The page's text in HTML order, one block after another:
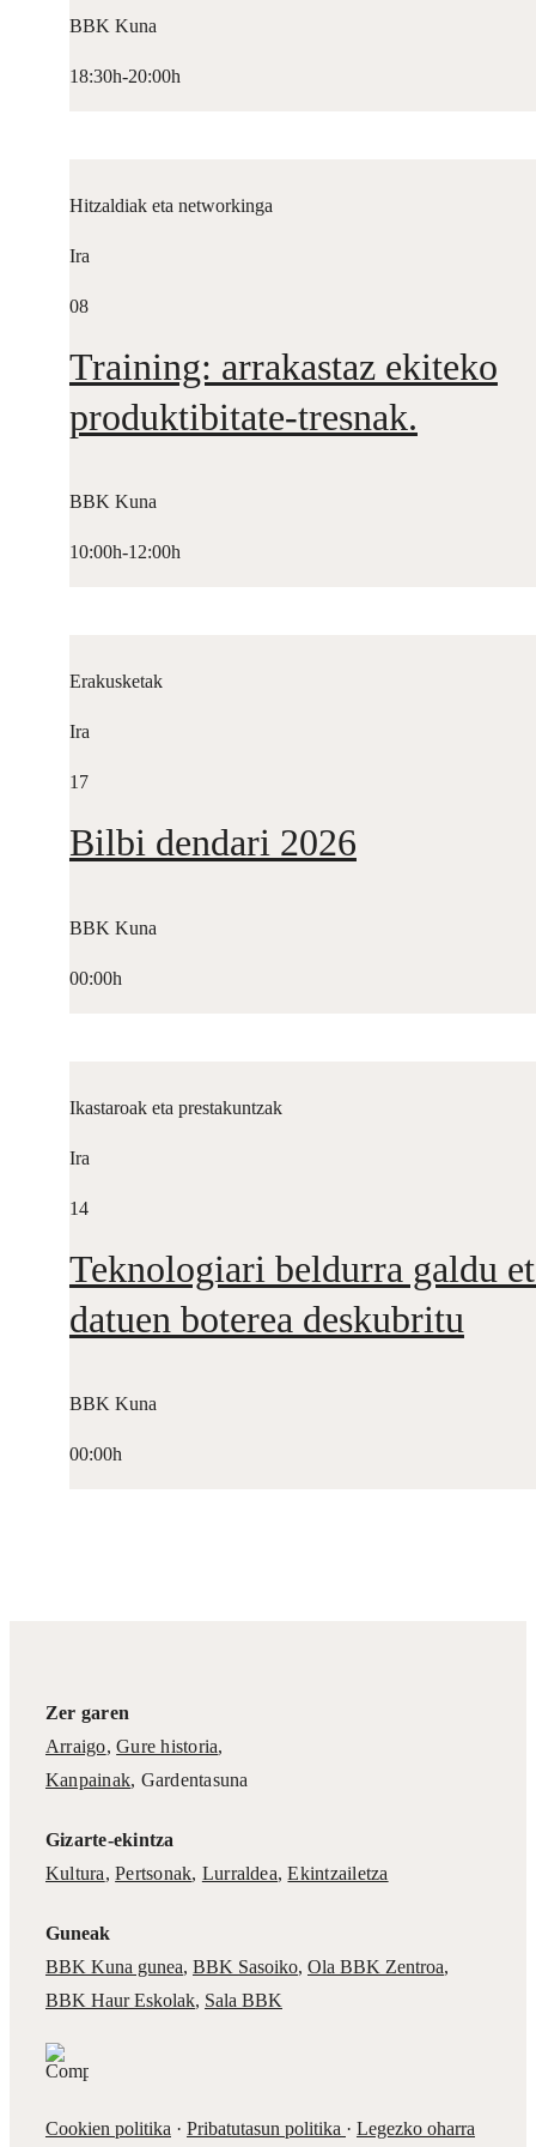
BBK Kuna
18:30h-20:00h
Hitzaldiak eta networkinga
Ira
08
Training: arrakastaz ekiteko
produktibitate-tresnak.
BBK Kuna
10:00h-12:00h
Erakusketak
Ira
17
Bilbi dendari 2026
BBK Kuna
00:00h
Ikastaroak eta prestakuntzak
Ira
14
Teknologiari beldurra galdu
datuen boterea deskubritu
BBK Kuna
00:00h
Zer garen
Arraigo,Gure historia,
Kanpainak, Gardentasuna
Gizarte-ekintza
Kultura,Pertsonak, Lurraldea,Ekintzailetza
Guneak
BBK Kuna gunea, BBK Sasoiko, Ola BBK Zentroa,
BBK Haur Eskolak, Sala BBK
Cookien politika · Pribatutasun politika · Legezko oharra